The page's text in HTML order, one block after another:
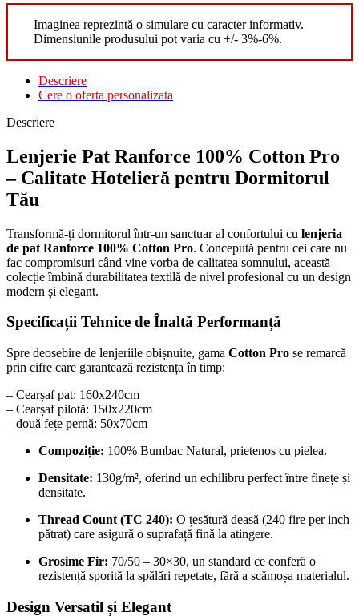
Imaginea reprezintă o simulare cu caracter informativ.
Dimensiunile produsului pot varia cu +/- 3%-6%.
Descriere
Cere o oferta personalizata
Descriere
Lenjerie Pat Ranforce 100% Cotton Pro
– Calitate Hotelieră pentru Dormitorul
Tău
Transformă-ți dormitorul într-un sanctuar al confortului cu lenjeria
de pat Ranforce 100% Cotton Pro. Concepută pentru cei care nu
fac compromisuri când vine vorba de calitatea somnului, această
colecție îmbină durabilitatea textilă de nivel profesional cu un design
modern și elegant.
Specificații Tehnice de Înaltă Performanță
Spre deosebire de lenjeriile obișnuite, gama Cotton Pro se remarcă
prin cifre care garantează rezistența în timp:
– Cearșaf pat: 160x240cm
– Cearșaf pilotă: 150x220cm
– două fețe pernă: 50x70cm
Compoziție: 100% Bumbac Natural, prietenos cu pielea.
Densitate: 130g/m², oferind un echilibru perfect între finețe și
densitate.
Thread Count (TC 240): O țesătură deasă (240 fire per inch
pătrat) care asigură o suprafață fină la atingere.
Grosime Fir: 70/50 – 30×30, un standard ce conferă o
rezistență sporită la spălări repetate, fără a scămoșa materialul.
Design Versatil și Elegant